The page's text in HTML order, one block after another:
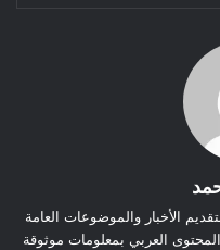
الأخبار والموضوعات العامة
العربي بمعلومات موثوقة